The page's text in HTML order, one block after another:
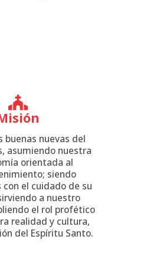
buenas nuevas del
asumiendo nuestra
orientada al
siendo
con el cuidado de su
a nuestro
el rol profético
realidad y cultura,
del Espíritu Santo.